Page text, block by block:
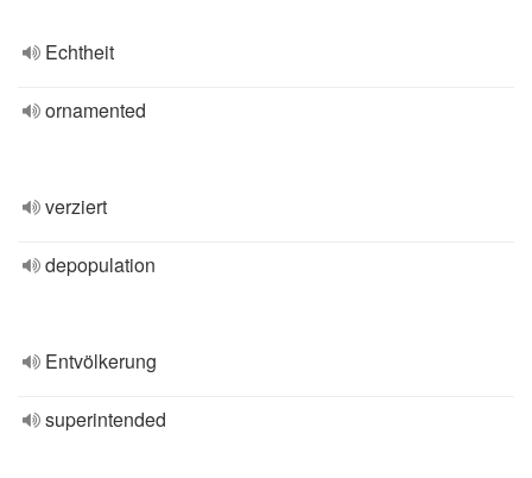
Echtheit
ornamented
verziert
depopulation
Entvölkerung
superintended